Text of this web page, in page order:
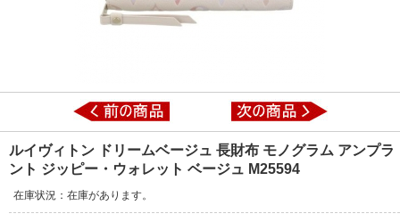
ルイヴィトン ドリームベージュ 長財布 モノグラム アンプラ
ント ジッピー・ウォレット ベージュ M25594
在庫状況：在庫があります。